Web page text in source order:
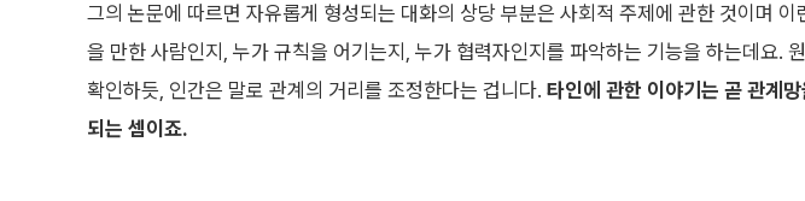
그의 논문에 따르면 자유롭게 형성되는 대화의 상당 부분은 사회적 주제에 관한 것이며 이
을 만한 사람인지, 누가 규칙을 어기는지, 누가 협력자인지를 파악하는 기능을 하는데요.
확인하듯, 인간은 말로 관계의 거리를 조정한다는 겁니다. 타인에 관한 이야기는 곧 관계
되는 셈이죠.